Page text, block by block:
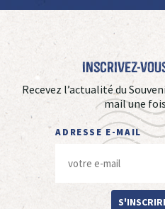
Inscrivez-
Recevez l’actualité du
mail une
ADRESSE E-MAIL